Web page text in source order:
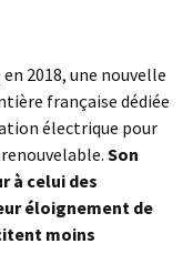
2018, une nouvelle
française dédiée
électrique pour
Son
à celui des
éloignement de
moins